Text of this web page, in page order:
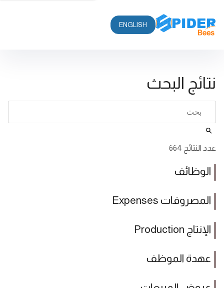
ENGLISH
نتائج البحث
عدد النتائج 664
الوظائف
المصروفات Expenses
الإنتاج Production
عهدة الموظف